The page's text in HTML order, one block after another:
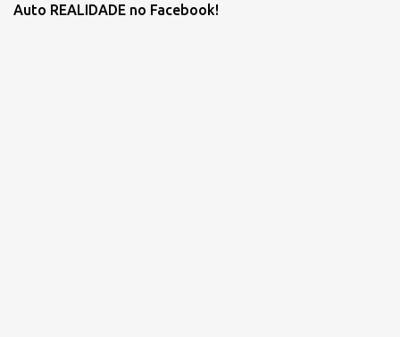
Auto REALIDADE no Facebook!